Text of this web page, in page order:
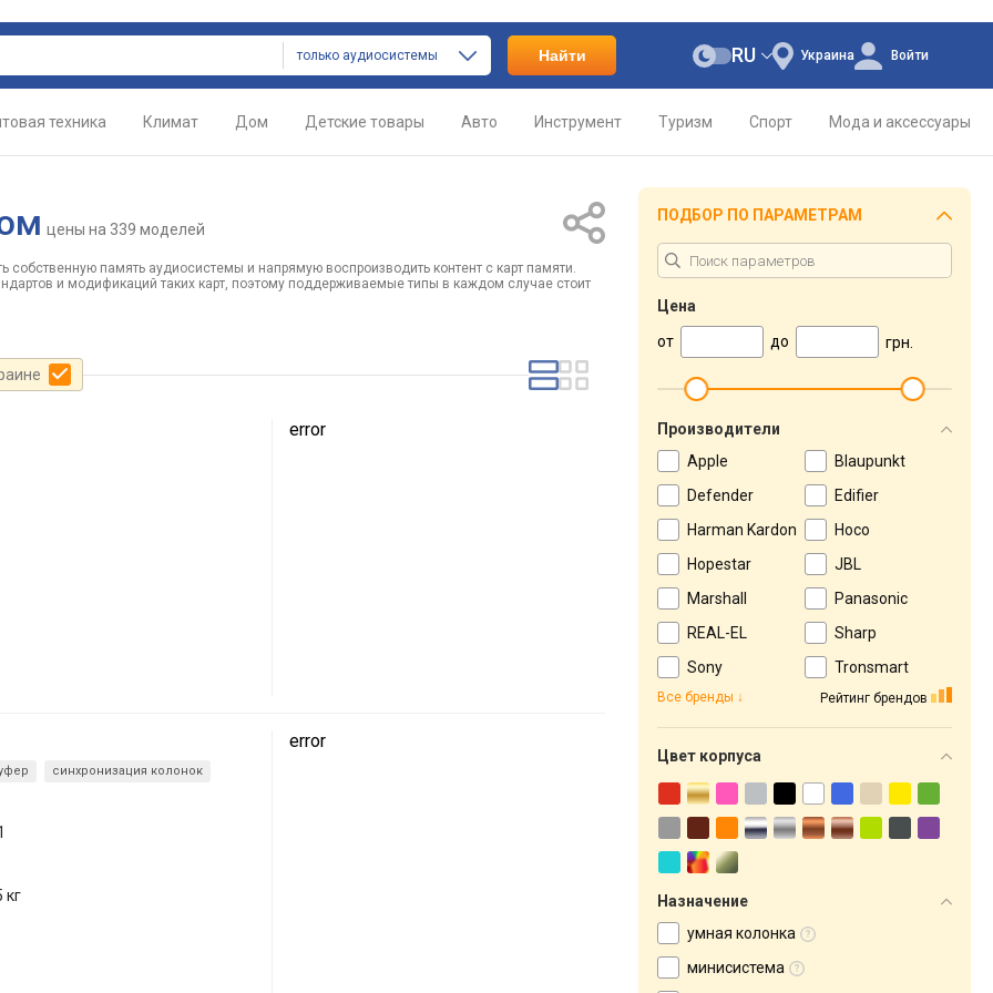
только аудиосистемы Найти Украина
RU Войти
техника Климат Дом Детские товары Авто Инструмент Туризм Спорт Мода и аксессуары
цены на 339 моделей
собственную память аудиосистемы и напрямую воспроизводить контент с карт памяти.
и модификаций таких карт, поэтому поддерживаемые типы в каждом случае стоит
error
синхронизация колонок
кг
error
ПОДБОР ПО ПАРАМЕТРАМ
Цена
от
до грн.
Производители
Apple
Blaupunkt
Defender
Edifier
Harman Kardon
Hoco
Hopestar
JBL
Marshall
Panasonic
REAL-EL
Sharp
Sony
Tronsmart
Рейтинг брендов
Все бренды
Цвет корпуса
Назначение
умная колонка
минисистема